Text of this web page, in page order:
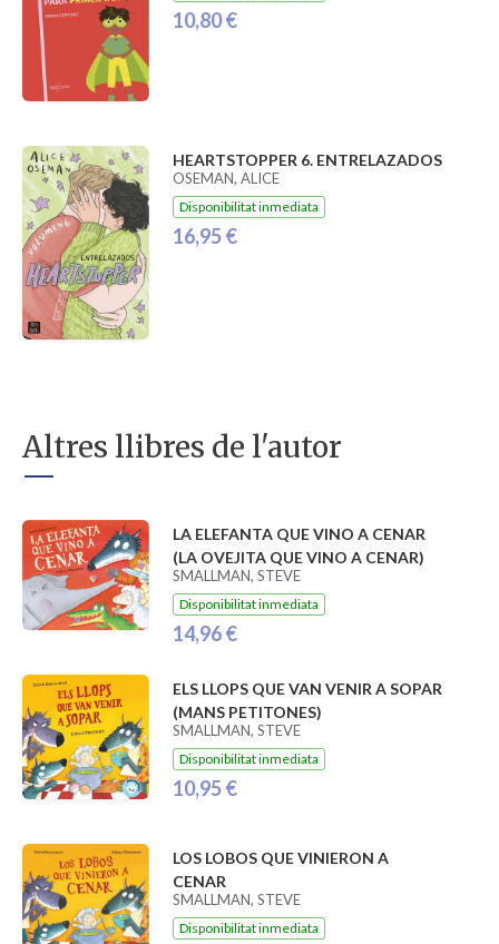
10,80 €
HEARTSTOPPER 6. ENTRELAZADOS
OSEMAN, ALICE
Disponibilitat inmediata
16,95 €
Altres llibres de l'autor
LA ELEFANTA QUE VINO A CENAR
(LA OVEJITA QUE VINO A CENAR)
SMALLMAN, STEVE
Disponibilitat inmediata
14,96 €
ELS LLOPS QUE VAN VENIR A SOPAR
(MANS PETITONES)
SMALLMAN, STEVE
Disponibilitat inmediata
10,95 €
LOS LOBOS QUE VINIERON A
CENAR
SMALLMAN, STEVE
Disponibilitat inmediata